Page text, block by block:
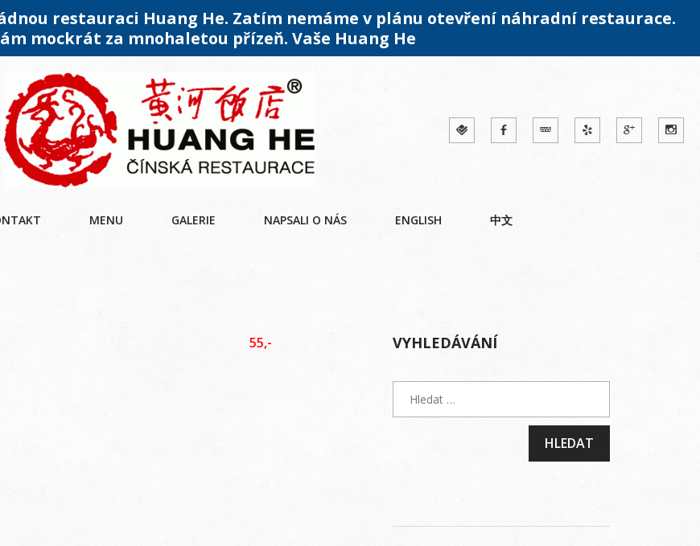
restauraci Huang He. Zatím nemáme v plánu otevření náhradní restaurace.
mockrát za mnohaletou přízeň. Vaše Huang He
MENU GALERIE NAPSALI O NÁS ENGLISH 中文
55,- VYHLEDÁVÁNÍ